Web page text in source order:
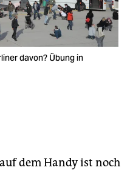
davon? Übung in
dem Handy ist noch